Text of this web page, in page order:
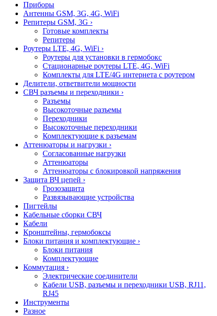
Приборы
Антенны GSM, 3G, 4G, WiFi
Репитеры GSM, 3G ›
Готовые комплекты
Репитеры
Роутеры LTE, 4G, WiFi ›
Роутеры для установки в гермобокс
Стационарные роутеры LTE, 4G, WiFi
Комплекты для LTE/4G интернета с роутером
Делители, ответвители мощности
СВЧ разъемы и переходники ›
Разъемы
Высокоточные разъемы
Переходники
Высокоточные переходники
Комплектующие к разъемам
Аттенюаторы и нагрузки ›
Согласованные нагрузки
Аттенюаторы
Аттенюаторы с блокировкой напряжения
Защита ВЧ цепей ›
Грозозащита
Развязывающие устройства
Пигтейлы
Кабельные сборки СВЧ
Кабели
Кронштейны, гермобоксы
Блоки питания и комплектующие ›
Блоки питания
Комплектующие
Коммутация ›
Электрические соединители
Кабели USB, разъемы и переходники USB, RJ11,
RJ45
Инструменты
Разное